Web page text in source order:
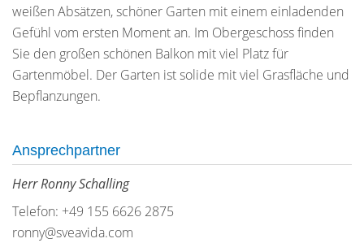
weißen Absätzen, schöner Garten mit einem einladenden
Gefühl vom ersten Moment an. Im Obergeschoss finden
Sie den großen schönen Balkon mit viel Platz für
Gartenmöbel. Der Garten ist solide mit viel Grasfläche und
Bepflanzungen.
Ansprechpartner
Herr Ronny Schalling
Telefon: +49 155 6626 2875
ronny@sveavida.com